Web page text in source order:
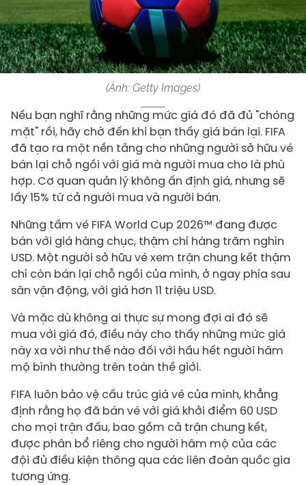
(Ảnh: Getty Images)
Nếu bạn nghĩ rằng những mức giá đó đã đủ "chóng
mặt" rồi, hãy chờ đến khi bạn thấy giá bán lại. FIFA
đã tạo ra một nền tảng cho những người sở hữu vé
bán lại chỗ ngồi với giá mà người mua cho là phù
hợp. Cơ quan quản lý không ấn định giá, nhưng sẽ
lấy 15% từ cả người mua và người bán.
Những tấm vé FIFA World Cup 2026™ đang được
bán với giá hàng chục, thậm chí hàng trăm nghìn
USD. Một người sở hữu vé xem trận chung kết thậm
chí còn bán lại chỗ ngồi của mình, ở ngay phía sau
sân vận động, với giá hơn 11 triệu USD.
Và mặc dù không ai thực sự mong đợi ai đó sẽ
mua với giá đó, điều này cho thấy những mức giá
này xa vời như thế nào đối với hầu hết người hâm
mộ bình thường trên toàn thế giới.
FIFA luôn bảo vệ cấu trúc giá vé của mình, khẳng
định rằng họ đã bán vé với giá khởi điểm 60 USD
cho mọi trận đấu, bao gồm cả trận chung kết,
được phân bổ riêng cho người hâm mộ của các
đội đủ điều kiện thông qua các liên đoàn quốc gia
tương ứng.